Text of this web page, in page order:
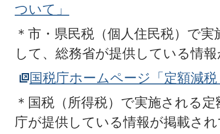
ついて」
＊市・県民税（個人住民税）で
して、総務省が提供している情
国税庁ホームページ「定額減
＊国税（所得税）で実施される
庁が提供している情報が掲載さ